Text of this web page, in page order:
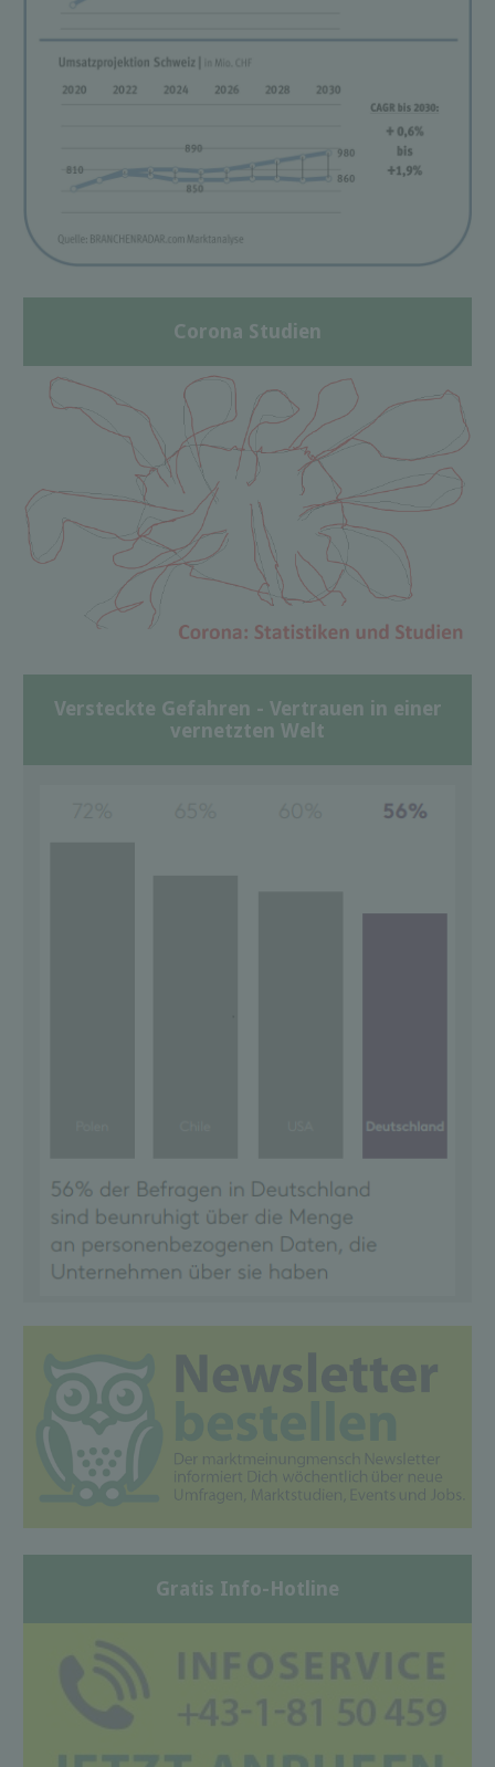
Corona Studien
Versteckte Gefahren - Vertrauen in einer
vernetzten Welt
Gratis Info-Hotline